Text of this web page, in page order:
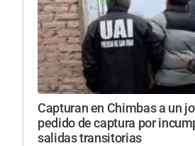
Capturan en Chimbas a un
pedido de captura por
salidas transitorias